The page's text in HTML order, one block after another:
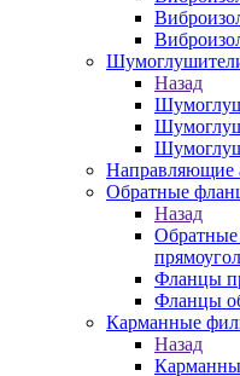
Назад
Направляющие
Обратные
Назад
Фланцы
Фланцы
Карманные
Назад